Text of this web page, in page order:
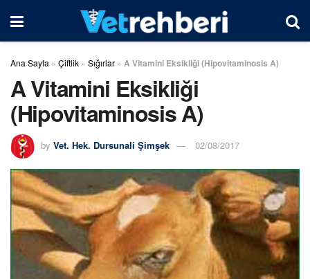
Ana Sayfa » Çiftlik » Sığırlar » A Vitamini Eksikliği (Hipovitaminosis A)
A Vitamini Eksikliği
(Hipovitaminosis A)
by Vet. Hek. Dursunali Şimşek 02/08/2017